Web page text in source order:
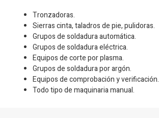
Tronzadoras.
Sierras cinta, taladros de pie, pulidoras.
Grupos de soldadura automática.
Grupos de soldadura eléctrica.
Equipos de corte por plasma.
Grupos de soldadura por argón.
Equipos de comprobación y verificación.
Todo tipo de maquinaria manual.